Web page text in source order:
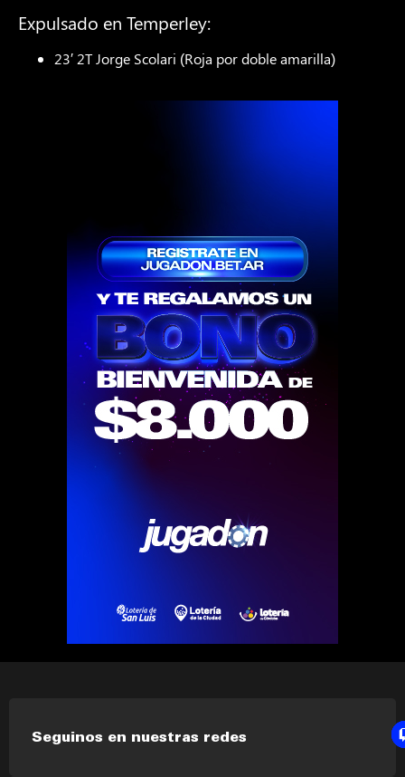
Expulsado en Temperley:
23′ 2T Jorge Scolari (Roja por doble amarilla)
Seguinos en nuestras redes